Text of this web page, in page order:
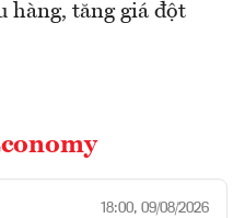
hàng, tăng giá đột
18:00, 09/08/2026